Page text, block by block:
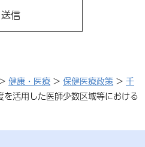
健康・医療 > 保健医療政策 > 千
活用した医師少数区域等における